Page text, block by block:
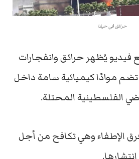
حرائق في حيفا
يُظهر حرائق وانفجارات
موادًا كيميائية سامة داخل
الفلسطينية المحتلة.
الإطفاء وهي تكافح من أجل